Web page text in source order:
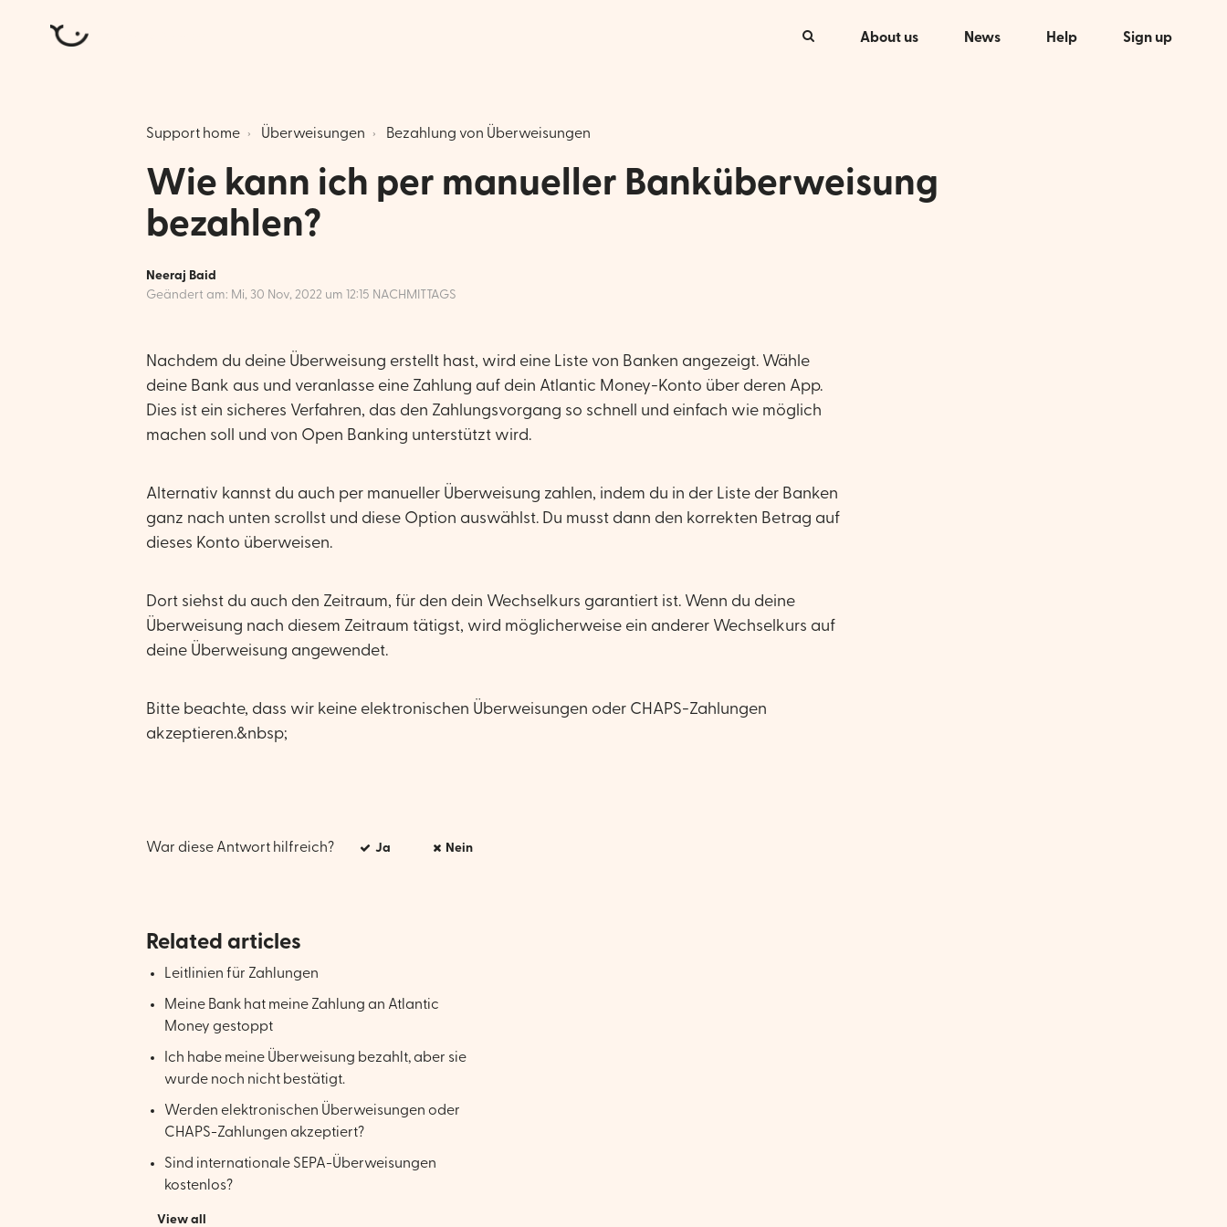
About us News Help Sign up
Support home Überweisungen Bezahlung von Überweisungen
Wie kann ich per manueller Banküberweisung
bezahlen?
Neeraj Baid
Geändert am: Mi, 30 Nov, 2022 um 12:15 NACHMITTAGS
Nachdem du deine Überweisung erstellt hast, wird eine Liste von Banken angezeigt. Wähle
deine Bank aus und veranlasse eine Zahlung auf dein Atlantic Money-Konto über deren App.
Dies ist ein sicheres Verfahren, das den Zahlungsvorgang so schnell und einfach wie möglich
machen soll und von Open Banking unterstützt wird.
Alternativ kannst du auch per manueller Überweisung zahlen, indem du in der Liste der Banken
ganz nach unten scrollst und diese Option auswählst. Du musst dann den korrekten Betrag auf
dieses Konto überweisen.
Dort siehst du auch den Zeitraum, für den dein Wechselkurs garantiert ist. Wenn du deine
Überweisung nach diesem Zeitraum tätigst, wird möglicherweise ein anderer Wechselkurs auf
deine Überweisung angewendet.
Bitte beachte, dass wir keine elektronischen Überweisungen oder CHAPS-Zahlungen
akzeptieren.&nbsp;
War diese Antwort hilfreich? Ja Nein
Related articles
Leitlinien für Zahlungen
Meine Bank hat meine Zahlung an Atlantic
Money gestoppt
Ich habe meine Überweisung bezahlt, aber sie
wurde noch nicht bestätigt.
Werden elektronischen Überweisungen oder
CHAPS-Zahlungen akzeptiert?
Sind internationale SEPA-Überweisungen
kostenlos?
View all